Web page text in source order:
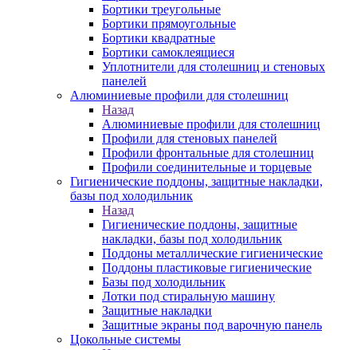
Бортики треугольные
Бортики прямоугольные
Бортики квадратные
Бортики самоклеящиеся
Уплотнители для столешниц и стеновых
панелей
Алюминиевые профили для столешниц
Назад
Алюминиевые профили для столешниц
Профили для стеновых панелей
Профили фронтальные для столешниц
Профили соединительные и торцевые
Гигиенические поддоны, защитные накладки,
базы под холодильник
Назад
Гигиенические поддоны, защитные
накладки, базы под холодильник
Поддоны металлические гигиенические
Поддоны пластиковые гигиенические
Базы под холодильник
Лотки под стиральную машину
Защитные накладки
Защитные экраны под варочную панель
Цокольные системы